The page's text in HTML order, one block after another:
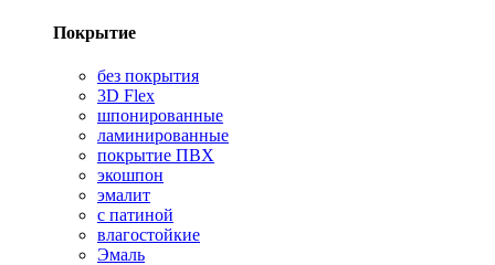
Покрытие
без покрытия
3D Flex
шпонированные
ламинированные
покрытие ПВХ
экошпон
эмалит
с патиной
влагостойкие
Эмаль